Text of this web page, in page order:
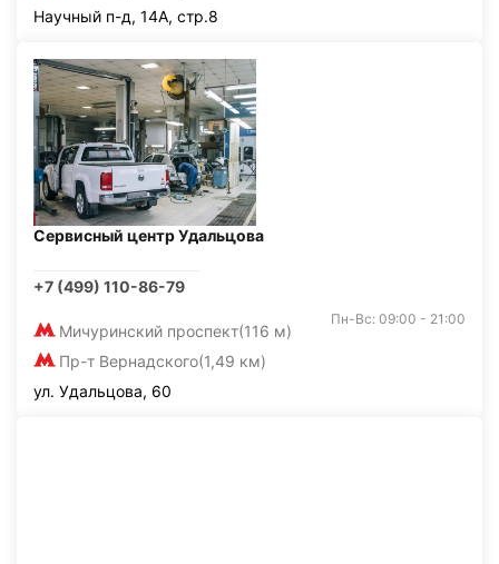
Научный п-д, 14А, стр.8
Сервисный центр Удальцова
+7 (499) 110-86-79
Мичуринский проспект(116 м)
Пр-т Вернадского(1,49 км)
Пн-Вс: 09:00 - 21:00
ул. Удальцова, 60